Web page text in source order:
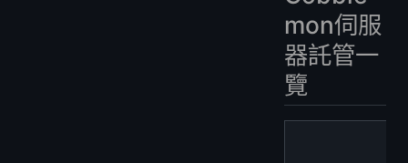
mon伺服
器託管一
覽